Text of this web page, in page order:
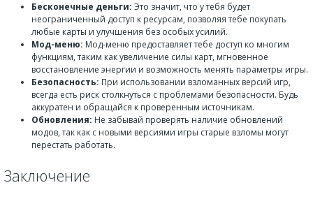
Бесконечные деньги: Это значит, что у тебя будет
неограниченный доступ к ресурсам, позволяя тебе покупать
любые карты и улучшения без особых усилий.
Мод-меню: Мод-меню предоставляет тебе доступ ко многим
функциям, таким как увеличение силы карт, мгновенное
восстановление энергии и возможность менять параметры игры.
Безопасность: При использовании взломанных версий игр,
всегда есть риск столкнуться с проблемами безопасности. Будь
аккуратен и обращайся к проверенным источникам.
Обновления: Не забывай проверять наличие обновлений
модов, так как с новыми версиями игры старые взломы могут
перестать работать.
Заключение